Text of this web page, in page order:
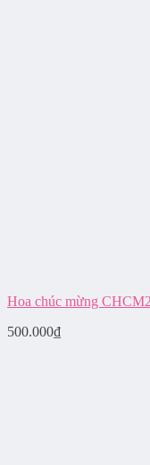
Hoa chúc mừng
500.000₫